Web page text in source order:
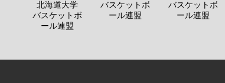
北海道大学
バスケットボ
ール連盟
バスケットボ
ール連盟
バスケットボ
ール連盟